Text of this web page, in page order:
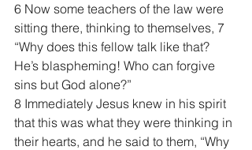
6 Now some teachers of the law were
sitting there, thinking to themselves, 7
“Why does this fellow talk like that?
He’s blaspheming! Who can forgive
sins but God alone?”
8 Immediately Jesus knew in his spirit
that this was what they were thinking in
their hearts, and he said to them, “Why